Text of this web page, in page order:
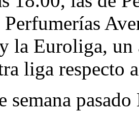
Perfumerías
la Euroliga,
liga respecto
semana